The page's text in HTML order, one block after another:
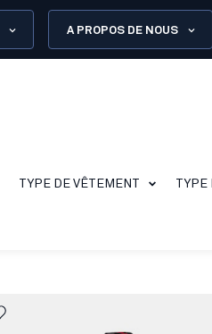
A PROPOS DE NOUS
TYPE DE VÊTEMENT